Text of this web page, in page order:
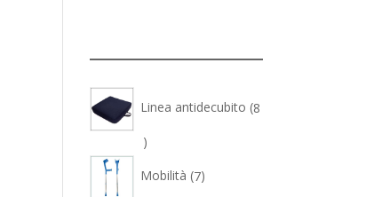
Linea antidecubito 8
8
Mobilità 7
prodotti